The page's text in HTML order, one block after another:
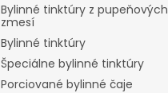
Bylinné tinktúry z pupeňových
zmesí
Bylinné tinktúry
Špeciálne bylinné tinktúry
Porciované bylinné čaje